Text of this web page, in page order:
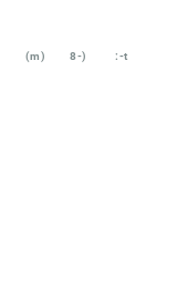
(m) 8-) :-t